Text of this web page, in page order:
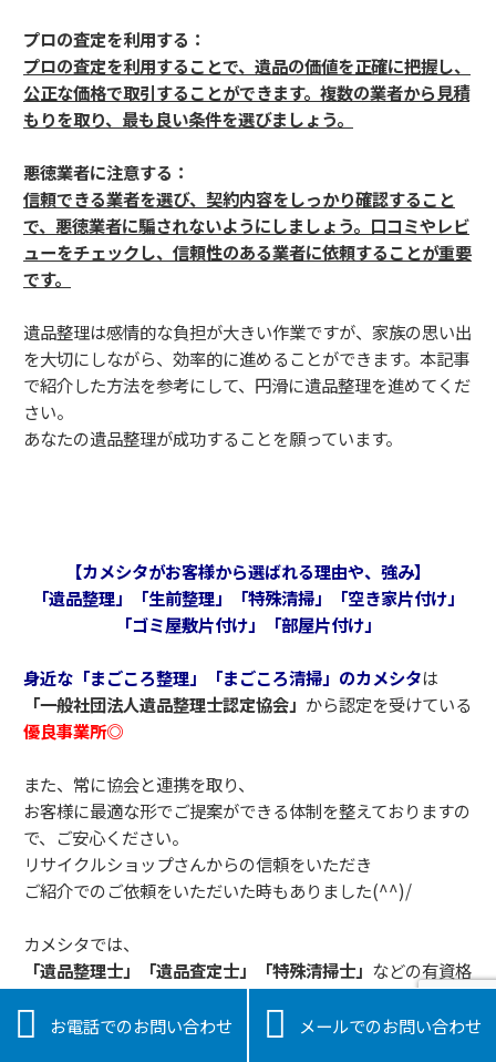
プロの査定を利用する：
プロの査定を利用することで、遺品の価値を正確に把握し、
公正な価格で取引することができます。複数の業者から見積
もりを取り、最も良い条件を選びましょう。
悪徳業者に注意する：
信頼できる業者を選び、契約内容をしっかり確認すること
で、悪徳業者に騙されないようにしましょう。口コミやレビ
ューをチェックし、信頼性のある業者に依頼することが重要
です。
遺品整理は感情的な負担が大きい作業ですが、家族の思い出
を大切にしながら、効率的に進めることができます。本記事
で紹介した方法を参考にして、円滑に遺品整理を進めてくだ
さい。
あなたの遺品整理が成功することを願っています。
【カメシタがお客様から選ばれる理由や、強み】
「遺品整理」「生前整理」「特殊清掃」「空き家片付け」
「ゴミ屋敷片付け」「部屋片付け」
身近な「まごころ整理」「まごころ清掃」のカメシタは
「一般社団法人遺品整理士認定協会」 から認定を受けている
優良事業所◎
また、常に協会と連携を取り、
お客様に最適な形でご提案ができる体制を整えておりますの
で、ご安心ください。
リサイクルショップさんからの信頼をいただき
ご紹介でのご依頼をいただいた時もありました(^^)/
カメシタでは、
「遺品整理士」「遺品査定士」「特殊清掃士」 などの有資格
者が多数在籍しています。
お客様の大切な遺品をまごころ込めて整理いたします！
 お電話でのお問い合わせ  メールでのお問い合わせ